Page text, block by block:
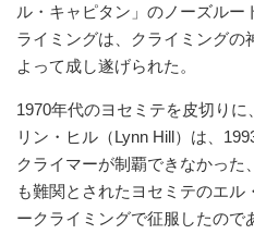
ル・キャピタン」のノーズルー
ライミングは、クライミングの
よって成し遂げられた。
1970年代のヨセミテを皮切り
リン・ヒル（Lynn Hill）は、
クライマーが制覇できなかった
も難関とされたヨセミテのエル
ークライミングで征服したので